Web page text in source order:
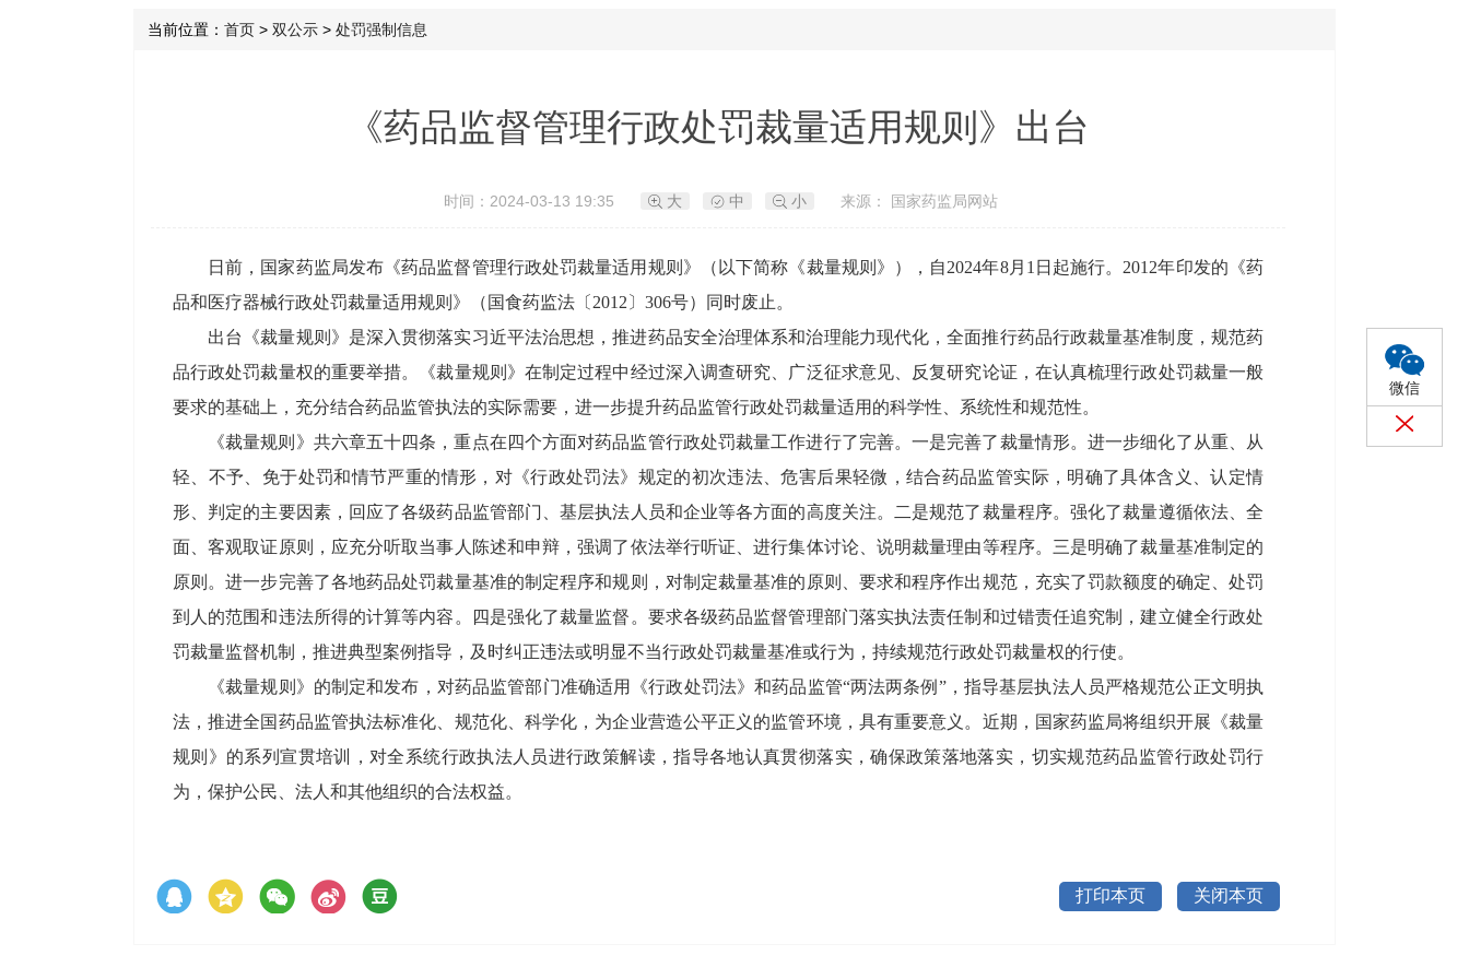
微信
当前位置： 首页 > 双公示 > 处罚强制信息
《药品监督管理行政处罚裁量适用规则》出台
时间：2024-03-13 19:35 大 中 小 来源： 国家药监局网站
日前，国家药监局发布《药品监督管理行政处罚裁量适用规则》（以下简称《裁量规则》），自2024年8月1日起施行。2012年印发的《药
品和医疗器械行政处罚裁量适用规则》（国食药监法〔2012〕306号）同时废止。
出台《裁量规则》是深入贯彻落实习近平法治思想，推进药品安全治理体系和治理能力现代化，全面推行药品行政裁量基准制度，规范药
品行政处罚裁量权的重要举措。《裁量规则》在制定过程中经过深入调查研究、广泛征求意见、反复研究论证，在认真梳理行政处罚裁量一般
要求的基础上，充分结合药品监管执法的实际需要，进一步提升药品监管行政处罚裁量适用的科学性、系统性和规范性。
《裁量规则》共六章五十四条，重点在四个方面对药品监管行政处罚裁量工作进行了完善。一是完善了裁量情形。进一步细化了从重、从
轻、不予、免于处罚和情节严重的情形，对《行政处罚法》规定的初次违法、危害后果轻微，结合药品监管实际，明确了具体含义、认定情
形、判定的主要因素，回应了各级药品监管部门、基层执法人员和企业等各方面的高度关注。二是规范了裁量程序。强化了裁量遵循依法、全
面、客观取证原则，应充分听取当事人陈述和申辩，强调了依法举行听证、进行集体讨论、说明裁量理由等程序。三是明确了裁量基准制定的
原则。进一步完善了各地药品处罚裁量基准的制定程序和规则，对制定裁量基准的原则、要求和程序作出规范，充实了罚款额度的确定、处罚
到人的范围和违法所得的计算等内容。四是强化了裁量监督。要求各级药品监督管理部门落实执法责任制和过错责任追究制，建立健全行政处
罚裁量监督机制，推进典型案例指导，及时纠正违法或明显不当行政处罚裁量基准或行为，持续规范行政处罚裁量权的行使。
《裁量规则》的制定和发布，对药品监管部门准确适用《行政处罚法》和药品监管“两法两条例”，指导基层执法人员严格规范公正文明执
法，推进全国药品监管执法标准化、规范化、科学化，为企业营造公平正义的监管环境，具有重要意义。近期，国家药监局将组织开展《裁量
规则》的系列宣贯培训，对全系统行政执法人员进行政策解读，指导各地认真贯彻落实，确保政策落地落实，切实规范药品监管行政处罚行
为，保护公民、法人和其他组织的合法权益。
打印本页 关闭本页